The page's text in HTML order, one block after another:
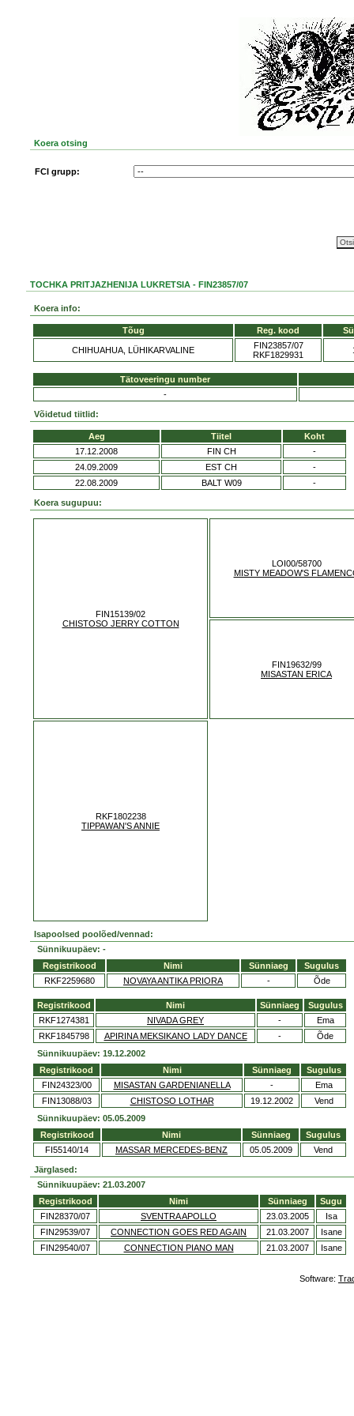
Koera otsing
FCI grupp:
TOCHKA PRITJAZHENIJA LUKRETSIA - FIN23857/07
Koera info:
Tõug Reg. kood
CHIHUAHUA, LÜHIKARVALINE
FIN23857/07
RKF1829931
Tätoveeringu number
-
Võidetud tiitlid:
Aeg Tiitel
Koht
17.12.2008
FIN CH
-
24.09.2009
EST CH
-
22.08.2009
BALT W09 -
Koera sugupuu:
FIN15139/02
CHISTOSO JERRY COTTON
LOI00/58700
MISTY MEADOW'S
FIN19632/99
MISASTAN ERICA
RKF1802238
TIPPAWAN'S ANNIE
Isapoolsed poolõed/vennad:
Sünnikuupäev: -
Registrikood
Nimi Sünniaeg
Sugulus
RKF2259680
NOVAYA ANTIKA PRIORA - Õde
Registrikood Nimi Sünniaeg
Sugulus
RKF1274381
NIVADA GREY -
Ema
RKF1845798
APIRINA MEKSIKANO LADY DANCE -
Õde
Sünnikuupäev: 19.12.2002
Registrikood
Nimi Sünniaeg
Sugulus
FIN24323/00
MISASTAN GARDENIANELLA -
Ema
FIN13088/03
CHISTOSO LOTHAR 19.12.2002
Vend
Sünnikuupäev: 05.05.2009
Registrikood
Nimi Sünniaeg
Sugulus
FI55140/14
MASSAR MERCEDES-BENZ 05.05.2009 Vend
Järglased:
Sünnikuupäev: 21.03.2007
Registrikood
Nimi Sünniaeg
Sugu
FIN28370/07
SVENTRA APOLLO 23.03.2005
Isa
FIN29539/07
CONNECTION GOES RED AGAIN 21.03.2007
Isane
FIN29540/07
CONNECTION PIANO MAN 21.03.2007 Isane
Software: